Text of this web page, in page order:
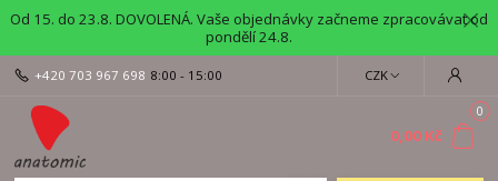
Od 15. do 23.8. DOVOLENÁ. Vaše objednávky začneme zpracovávat od
pondělí 24.8.
CZK
+420 703 967 698 8:00 - 15:00
0
0,00 Kč